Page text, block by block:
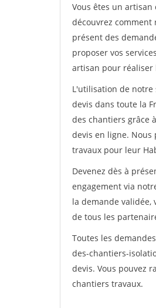
Vous êtes un
découvrez comment
présent des
proposer vos
artisan pour réaliser
L'utilisation de notre
devis dans toute la
des chantiers grâce à
devis en ligne.
travaux pour leur
Devenez dès à
engagement via
la demande validée,
de tous les
Toutes les
des-chantiers-
devis. Vous pouvez
chantiers travaux.